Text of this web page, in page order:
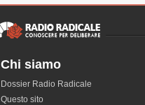
Chi siamo
Dossier Radio Radicale
Questo sito